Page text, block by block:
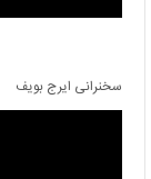
سخنرانی ایرج بویف